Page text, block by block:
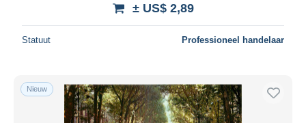
± US$ 2,89
Statuut Professioneel handelaar
Nieuw